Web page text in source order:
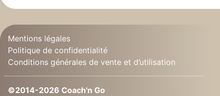
Mentions légales
Politique de confidentialité
Conditions générales de vente et d’utilisation
©2014-2026 Coach'n Go